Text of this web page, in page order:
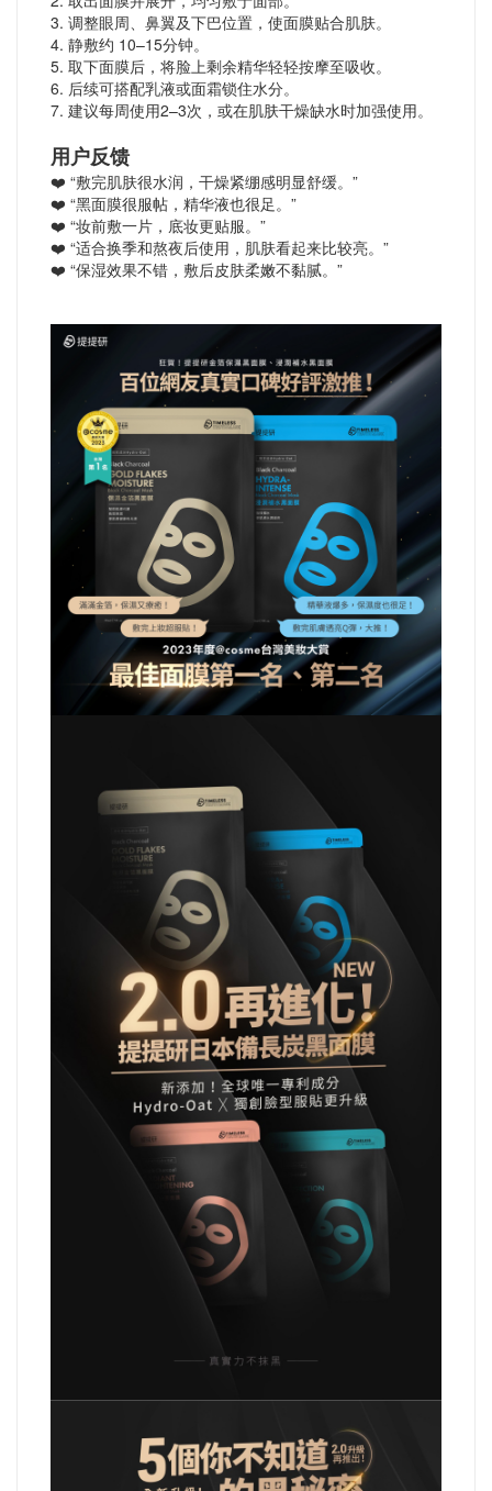
3. 调整眼周、鼻翼及下巴位置，使面膜贴合肌肤。
4. 静敷约 10–15分钟。
5. 取下面膜后，将脸上剩余精华轻轻按摩至吸收。
6. 后续可搭配乳液或面霜锁住水分。
7. 建议每周使用2–3次，或在肌肤干燥缺水时加强使用。
用户反馈
❤️ “敷完肌肤很水润，干燥紧绷感明显舒缓。”
❤️ “黑面膜很服帖，精华液也很足。”
❤️ “妆前敷一片，底妆更贴服。”
❤️ “适合换季和熬夜后使用，肌肤看起来比较亮。”
❤️ “保湿效果不错，敷后皮肤柔嫩不黏腻。”